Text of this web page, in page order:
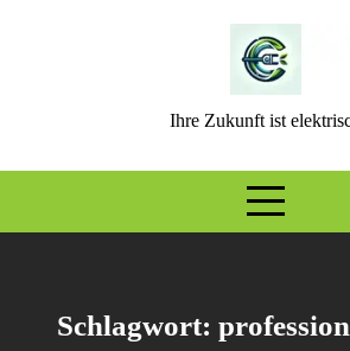
Ihre Zukunft ist
Schlagwort: